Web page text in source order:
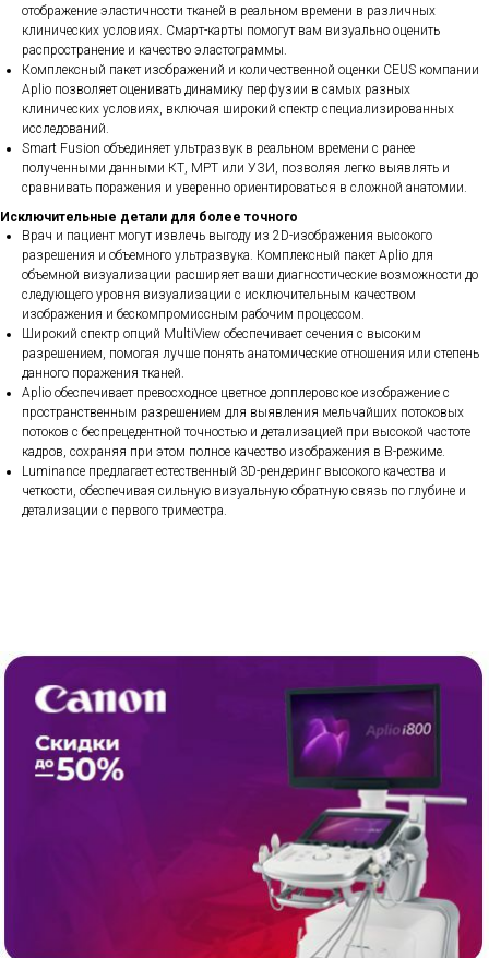
отображение эластичности тканей в реальном времени в различных
клинических условиях. Смарт-карты помогут вам визуально оценить
распространение и качество эластограммы.
Комплексный пакет изображений и количественной оценки CEUS компании
Aplio позволяет оценивать динамику перфузии в самых разных
клинических условиях, включая широкий спектр специализированных
исследований.
Smart Fusion объединяет ультразвук в реальном времени с ранее
полученными данными КТ, МРТ или УЗИ, позволяя легко выявлять и
сравнивать поражения и уверенно ориентироваться в сложной анатомии.
Исключительные детали для более точного
Врач и пациент могут извлечь выгоду из 2D-изображения высокого
разрешения и объемного ультразвука. Комплексный пакет Aplio для
объемной визуализации расширяет ваши диагностические возможности до
следующего уровня визуализации с исключительным качеством
изображения и бескомпромиссным рабочим процессом.
Широкий спектр опций MultiView обеспечивает сечения с высоким
разрешением, помогая лучше понять анатомические отношения или степень
данного поражения тканей.
Aplio обеспечивает превосходное цветное допплеровское изображение с
пространственным разрешением для выявления мельчайших потоковых
потоков с беспрецедентной точностью и детализацией при высокой частоте
кадров, сохраняя при этом полное качество изображения в B-режиме.
Luminance предлагает естественный 3D-рендеринг высокого качества и
четкости, обеспечивая сильную визуальную обратную связь по глубине и
детализации с первого триместра.